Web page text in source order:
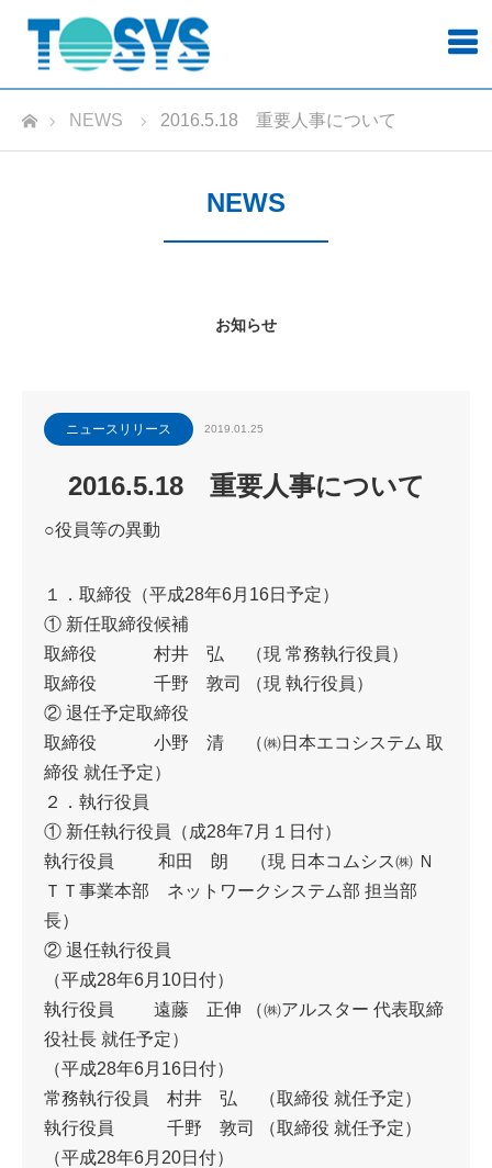
ホームNEWS 2016.5.18 重要人事について
NEWS
お知らせ
ニュースリリース 2019.01.25
2016.5.18 重要人事について
○役員等の異動
１．取締役（平成28年6月16日予定）
① 新任取締役候補
取締役 村井 弘 （現 常務執行役員）
取締役 千野 敦司 （現 執行役員）
② 退任予定取締役
取締役 小野 清 （㈱日本エコシステム 取
締役 就任予定）
２．執行役員
① 新任執行役員（成28年7月１日付）
執行役員 和田 朗 （現 日本コムシス㈱ Ｎ
ＴＴ事業本部 ネットワークシステム部 担当部
長）
② 退任執行役員
（平成28年6月10日付）
執行役員 遠藤 正伸 （㈱アルスター 代表取締
役社長 就任予定）
（平成28年6月16日付）
常務執行役員 村井 弘 （取締役 就任予定）
執行役員 千野 敦司 （取締役 就任予定）
（平成28年6月20日付）